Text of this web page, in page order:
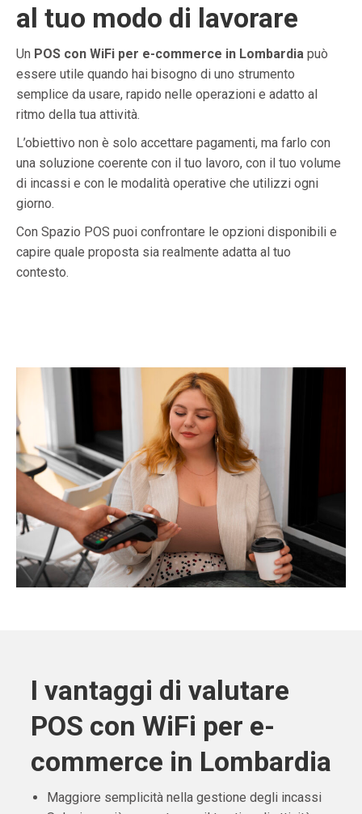
al tuo modo di lavorare
Un POS con WiFi per e-commerce in Lombardia può
essere utile quando hai bisogno di uno strumento
semplice da usare, rapido nelle operazioni e adatto al
ritmo della tua attività.
L’obiettivo non è solo accettare pagamenti, ma farlo con
una soluzione coerente con il tuo lavoro, con il tuo volume
di incassi e con le modalità operative che utilizzi ogni
giorno.
Con Spazio POS puoi confrontare le opzioni disponibili e
capire quale proposta sia realmente adatta al tuo
contesto.
I vantaggi di valutare
POS con WiFi per e-
commerce in Lombardia
Maggiore semplicità nella gestione degli incassi